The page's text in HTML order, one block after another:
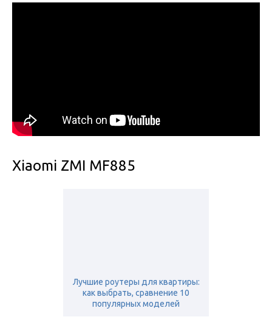
Xiaomi ZMI MF885
Лучшие роутеры для квартиры:
как выбрать, сравнение 10
популярных моделей